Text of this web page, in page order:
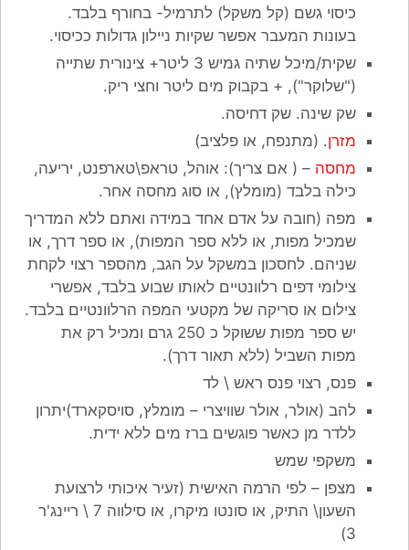
כיסוי גשם (קל משקל) לתרמיל- בחורף בלבד.
בעונות המעבר אפשר שקיות ניילון גדולות ככיסוי.
שקית/מיכל שתיה גמיש 3 ליטר+ צינורית שתייה
("שלוקר"), + בקבוק מים ליטר וחצי ריק.
שק שינה. שק דחיסה.
מזרן. (מתנפח, או פלציב)
מחסה – ( אם צריך): אוהל, טראפ\טארפנט, יריעה,
כילה בלבד (מומלץ), או סוג מחסה אחר.
מפה (חובה על אדם אחד במידה ואתם ללא המדריך
שמכיל מפות, או ללא ספר המפות), או ספר דרך, או
שניהם. לחסכון במשקל על הגב, מהספר רצוי לקחת
צילומי דפים רלוונטיים לאותו שבוע בלבד, אפשרי
צילום או סריקה של מקטעי המפה הרלוונטיים בלבד.
יש ספר מפות ששוקל כ 250 גרם ומכיל רק את
מפות השביל (ללא תאור דרך).
פנס, רצוי פנס ראש \ לד
להב (אולר, אולר שוויצרי – מומלץ, סויסקארד)יתרון
ללדר מן כאשר פוגשים ברז מים ללא ידית.
משקפי שמש
מצפן – לפי הרמה האישית (זעיר איכותי לרצועת
השעון\ התיק, או סונטו מיקרו, או סילווה 7 \ ריינג'ר
3)